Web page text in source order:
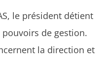
le président détient
de gestion.
la direction et